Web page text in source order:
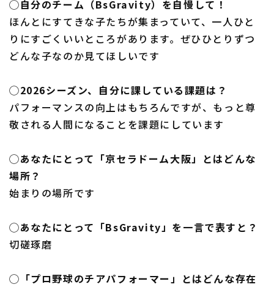
◯自分のチーム（BsGravity）を自慢して！
ほんとにすてきな子たちが集まっていて、一人ひと
りにすごくいいところがあります。ぜひひとりずつ
どんな子なのか見てほしいです
◯2026シーズン、自分に課している課題は？
パフォーマンスの向上はもちろんですが、もっと尊
敬される人間になることを課題にしています
◯あなたにとって「京セラドーム大阪」とはどんな
場所？
始まりの場所です
◯あなたにとって「BsGravity」を一言で表すと？
切磋琢磨
◯「プロ野球のチアパフォーマー」とはどんな存在